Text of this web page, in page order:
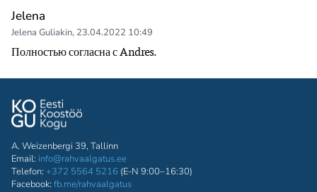
Jelena
Jelena Guliakin, 23.04.2022 10:49
Полностью согласна с Andres.
A. Weizenbergi 39, Tallinn
Email: info@rahvaalgatus.ee
Telefon: +372 5564 5216 (E-N 9:00–16:30)
Facebook: fb.me/rahvaalgatus